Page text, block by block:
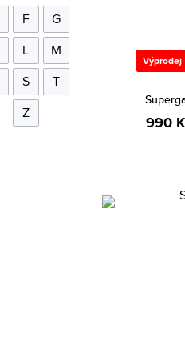
Výprodej
990
F
G
L
M
S
T
Z